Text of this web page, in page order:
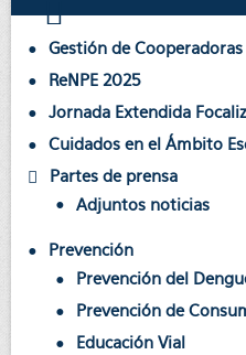
Gestión de Cooperadoras
ReNPE 2025
Jornada Extendida
Cuidados en el Ámbito
Partes de prensa
Adjuntos noticias
Prevención
Prevención del
Prevención de
Educación Vial